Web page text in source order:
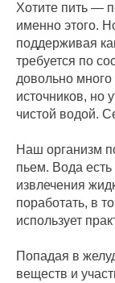
Хотите пить —
именно этого.
поддерживая
требуется по
довольно
источников, но
чистой водой.
Наш организм
пьем. Вода
извлечения
поработать, в
использует
Попадая в
веществ и